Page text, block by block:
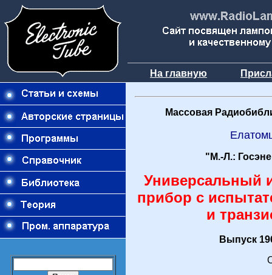
На главную
Массовая
"М.-Л.:
Универсальный
прибор с
и
Выпуск